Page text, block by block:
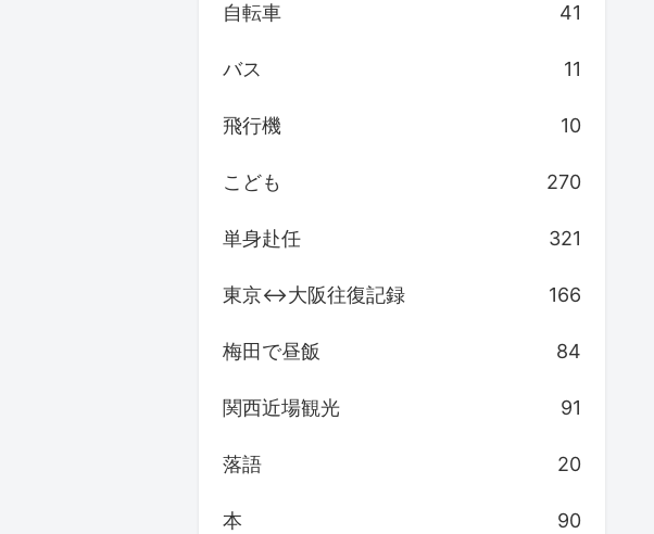
自転車 41
バス 11
飛行機 10
こども 270
単身赴任 321
東京↔大阪往復記録 166
梅田で昼飯 84
関西近場観光 91
落語 20
本 90